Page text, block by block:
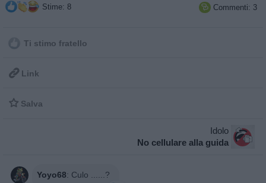
Stime: 8  Commenti: 3
Ti stimo fratello
 Link
 Salva
Idolo
No cellulare alla guida
Yoyo68: Culo ......?